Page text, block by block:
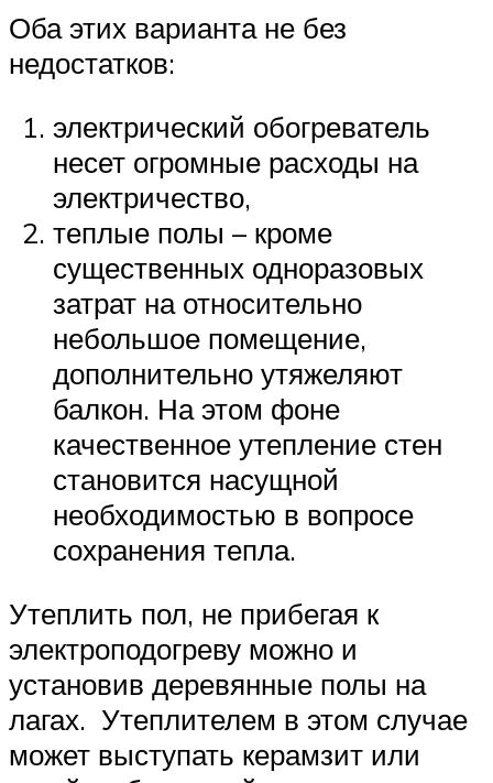
Оба этих варианта не без
недостатков:
электрический обогреватель
несет огромные расходы на
электричество,
теплые полы – кроме
существенных одноразовых
затрат на относительно
небольшое помещение,
дополнительно утяжеляют
балкон. На этом фоне
качественное утепление стен
становится насущной
необходимостью в вопросе
сохранения тепла.
Утеплить пол, не прибегая к
электроподогреву можно и
установив деревянные полы на
лагах. Утеплителем в этом случае
может выступать керамзит или